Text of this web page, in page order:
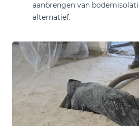
aanbrengen van
alternatief.